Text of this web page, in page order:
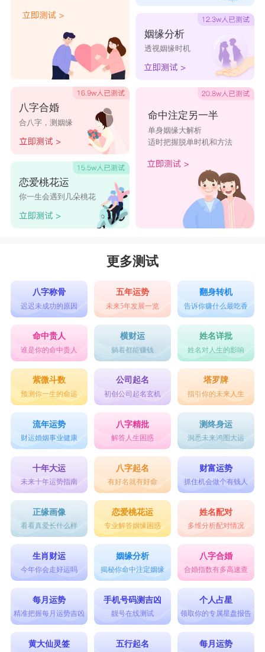
可被摧毁的固执，对于下定决心确定的目标总是坚
持不懈的努力，只为了到达自己的终点。属虎的
人，说到做到，处事有霸道，越挫越猛，易动感
情，不谦虚。生活中遇到困难和挫折也能够勇敢面
对，克服难关。男性外刚而内柔，女性则外柔而内
刚，具有组织的才能，富于发明，革命性的开拓精
神，热心公益，就女性而言，是个不让须眉型。
生肖虎的性格有很多，其中，热衷赚钱，喜好
投资是生肖虎的重要特点!属虎人对钱并不特别感
兴趣，但是他们却有赚钱的习惯，习惯于投资，并
非他们没资产，而是把挣钱当做一种爱好来发展!
自视甚高，要求也高，永不满足，占有欲也很强，
喜欢挑战，积极乐观，喜欢冒险，因此喜欢自己创
业，容易少年就得志，虎是很有威风的那种，不喜
欢被人管束，为了成功，也具有忍耐力和霸气。
2024年属虎人的全年运势每月运势
1月：新的一年开始，您将感受到一股强烈的
动力和动力，为实现自己的目标而努力奋斗。您将
拥有清晰的思维和敏锐的洞察力，这将帮助您在事
业上取得突破性的进展。
2月：在这个月份，您将面临一些挑战和阻
碍。不过，不要气馁，因为您的勇气和决心将会帮
助您克服困难。保持乐观的心态，并寻找解决问题
的创新方法，您将能够找到突破口。
3月：这个月份，您将享受到一些来自人际关
系的支持和帮助。与他人合作和合作将成为取得成
功的关键。与同事和朋友保持良好的沟通和合作将
为您带来更多的机遇。
4月：这个月，您将经历一些财务上的起伏。
需要谨慎处理您的金钱和投资，避免冒险和不必要
八字合婚
合八字，测姻缘
恋爱桃花运
你一生会遇到几朵桃花
姻缘分析
透视姻缘时机
命中注定另一半
单身姻缘大解析
适时把握脱单时机和方法
更多测试
八字称骨
迟迟未成功的原因
五年运势
未来5年发展一览
翻身转机
告诉你赚什么最吃香
命中贵人
谁是你的命中贵人
横财运
躺着都能赚钱
姓名详批
姓名对人生的影响
紫微斗数
预测你一生的命运
公司起名
初创公司起名玄机
塔罗牌
指引你的未来人生
流年运势
财运婚姻事业健康
八字精批
解答人生困惑
测终身运
洞悉未来鸿图大运
十年大运
未来十年运势指南
八字起名
有好名就有好命
财富运势
抓住机会做个有钱人
正缘画像
看看真爱长什么样
恋爱桃花运
专业解答姻缘困惑
姓名配对
多维分析配对情况
生肖财运
今年你会走好运吗
姻缘分析
揭秘你命中注定姻缘
八字合婚
合婚指数有多高速查
每月运势
精准把握每月运势吉凶
手机号码测吉凶
靓号在线测试
个人占星
领取你的专属星盘报告
黄大仙灵签 五行起名 每月运势